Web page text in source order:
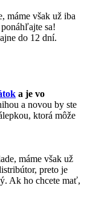
máme však už iba
sa!
do 12 dní.
a je vo
a novou by ste
ktorá môže
máme však už
preto je
Ak ho chcete mať,